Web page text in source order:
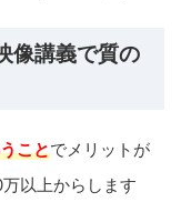
講義で質の
ことでメリットが
以上からします